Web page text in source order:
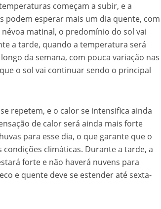
começam a subir, e a
podem esperar mais um dia quente, com
matinal, o predomínio do sol vai
a tarde, quando a temperatura será
da semana, com pouca variação nas
o sol vai continuar sendo o principal
repetem, e o calor se intensifica ainda
de calor será ainda mais forte
para esse dia, o que garante que o
climáticas. Durante a tarde, a
forte e não haverá nuvens para
e quente deve se estender até sexta-